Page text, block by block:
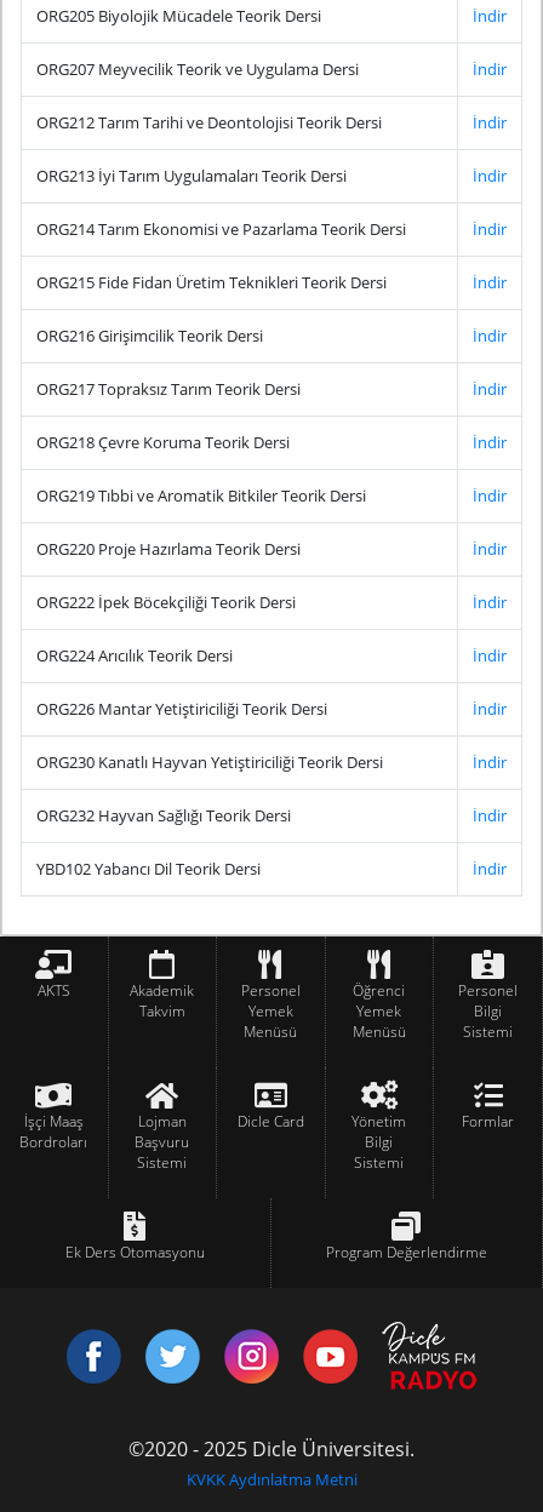
ORG205 Biyolojik Mücadele Teorik Dersi İndir
ORG207 Meyvecilik Teorik ve Uygulama Dersi İndir
ORG212 Tarım Tarihi ve Deontolojisi Teorik Dersi İndir
ORG213 İyi Tarım Uygulamaları Teorik Dersi İndir
ORG214 Tarım Ekonomisi ve Pazarlama Teorik Dersi İndir
ORG215 Fide Fidan Üretim Teknikleri Teorik Dersi İndir
ORG216 Girişimcilik Teorik Dersi İndir
ORG217 Topraksız Tarım Teorik Dersi İndir
ORG218 Çevre Koruma Teorik Dersi İndir
ORG219 Tıbbi ve Aromatik Bitkiler Teorik Dersi İndir
ORG220 Proje Hazırlama Teorik Dersi İndir
ORG222 İpek Böcekçiliği Teorik Dersi İndir
ORG224 Arıcılık Teorik Dersi İndir
ORG226 Mantar Yetiştiriciliği Teorik Dersi İndir
ORG230 Kanatlı Hayvan Yetiştiriciliği Teorik Dersi İndir
ORG232 Hayvan Sağlığı Teorik Dersi İndir
YBD102 Yabancı Dil Teorik Dersi İndir
AKTS
Akademik
Takvim
Personel
Yemek
Menüsü
Öğrenci
Yemek
Menüsü
Personel
Bilgi
Sistemi
İşçi Maaş
Bordroları
Lojman
Başvuru
Sistemi
Dicle Card
Yönetim
Bilgi
Sistemi
Formlar
Ek Ders Otomasyonu Program Değerlendirme
©2020 - 2025 Dicle Üniversitesi.
KVKK Aydınlatma Metni